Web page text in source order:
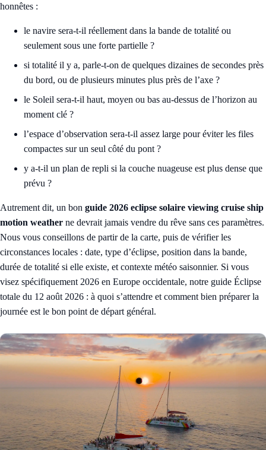
honnêtes :
le navire sera-t-il réellement dans la bande de totalité ou
seulement sous une forte partielle ?
si totalité il y a, parle-t-on de quelques dizaines de secondes près
du bord, ou de plusieurs minutes plus près de l’axe ?
le Soleil sera-t-il haut, moyen ou bas au-dessus de l’horizon au
moment clé ?
l’espace d’observation sera-t-il assez large pour éviter les files
compactes sur un seul côté du pont ?
y a-t-il un plan de repli si la couche nuageuse est plus dense que
prévu ?
Autrement dit, un bon guide 2026 eclipse solaire viewing cruise ship
motion weather ne devrait jamais vendre du rêve sans ces paramètres.
Nous vous conseillons de partir de la carte, puis de vérifier les
circonstances locales : date, type d’éclipse, position dans la bande,
durée de totalité si elle existe, et contexte météo saisonnier. Si vous
visez spécifiquement 2026 en Europe occidentale, notre guide Éclipse
totale du 12 août 2026 : à quoi s’attendre et comment bien préparer la
journée est le bon point de départ général.